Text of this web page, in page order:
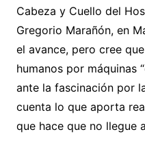
Cabeza y Cuello del
Gregorio Marañón, en
el avance, pero cree
humanos por máquinas
ante la fascinación por
cuenta lo que aporta
que hace que no llegue